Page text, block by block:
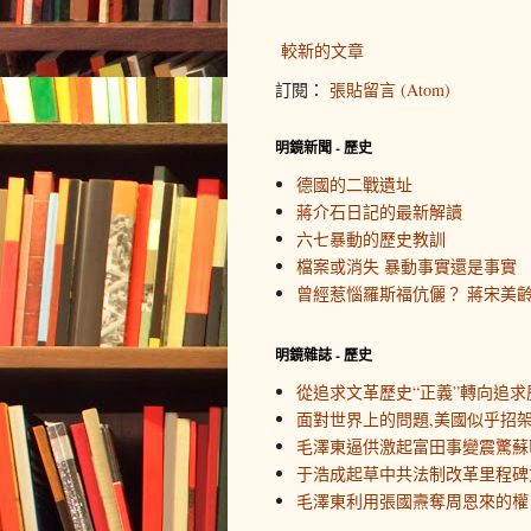
較新的文章
訂閱： 張貼留言 (Atom)
明鏡新聞 - 歷史
德國的二戰遺址
蔣介石日記的最新解讀
六七暴動的歷史教訓
檔案或消失 暴動事實還是事實
曾經惹惱羅斯福伉儷？ 蔣宋美
明鏡雜誌 - 歷史
從追求文革歷史“正義”轉向追
面對世界上的問題,美國似乎招
毛澤東逼供激起富田事變震驚
于浩成起草中共法制改革里程
毛澤東利用張國燾奪周恩來的權